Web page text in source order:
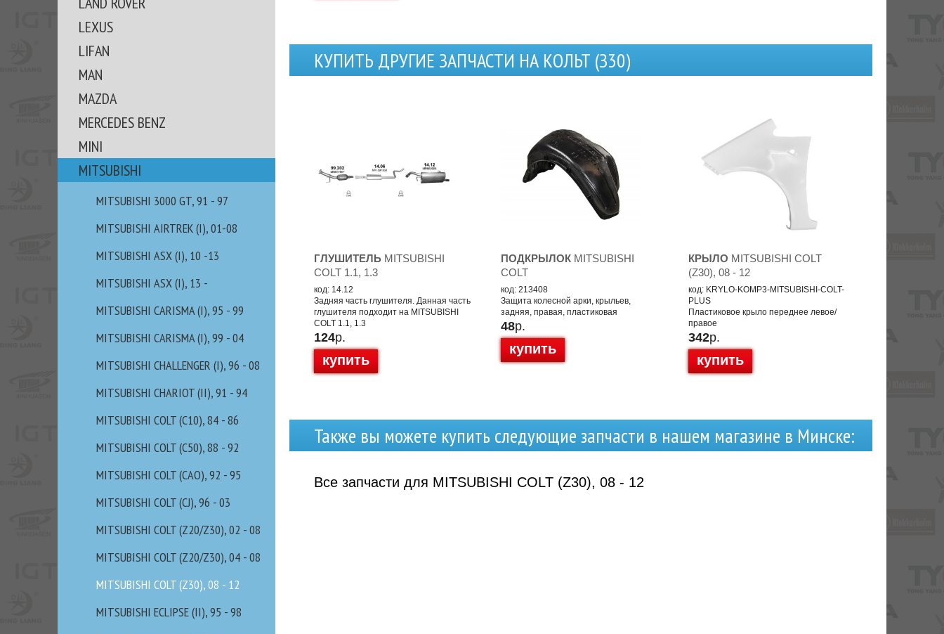
LEXUS
LIFAN
MAN
MAZDA
MERCEDES BENZ
MINI
MITSUBISHI
MITSUBISHI 3000 GT, 91 - 97
MITSUBISHI AIRTREK (I), 01-08
MITSUBISHI ASX (I), 10 -13
MITSUBISHI ASX (I), 13 -
MITSUBISHI CARISMA (I), 95 - 99
MITSUBISHI CARISMA (I), 99 - 04
MITSUBISHI CHALLENGER (I), 96 - 08
MITSUBISHI CHARIOT (II), 91 - 94
MITSUBISHI COLT (C10), 84 - 86
MITSUBISHI COLT (C50), 88 - 92
MITSUBISHI COLT (CAO), 92 - 95
MITSUBISHI COLT (CJ), 96 - 03
MITSUBISHI COLT (Z20/Z30), 02 - 08
MITSUBISHI COLT (Z20/Z30), 04 - 08
MITSUBISHI COLT (Z30), 08 - 12
MITSUBISHI ECLIPSE (II), 95 - 98
КУПИТЬ ДРУГИЕ ЗАПЧАСТИ НА КОЛЬТ (З30)
ГЛУШИТЕЛЬ MITSUBISHI
COLT 1.1, 1.3
код: 14.12
Задняя часть глушителя. Данная часть
глушителя подходит на MITSUBISHI
COLT 1.1, 1.3
124р.
купить
ПОДКРЫЛОК MITSUBISHI
COLT
код: 213408
Защита колесной арки, крыльев,
задняя, правая, пластиковая
48р.
купить
КРЫЛО MITSUBISHI COLT
(Z30), 08 - 12
код: KRYLO-KOMP3-MITSUBISHI-COLT-
PLUS
Пластиковое крыло переднее левое/
правое
342р.
купить
Также вы можете купить следующие запчасти в нашем магазине в Минске:
Все запчасти для MITSUBISHI COLT (Z30), 08 - 12